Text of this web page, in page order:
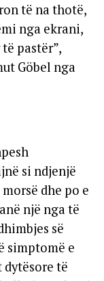
të na thotë,
nga ekrani,
pastër”,
Göbel nga
si ndjenjë
dhe po e
një nga të
së
simptomë e
dytësore të